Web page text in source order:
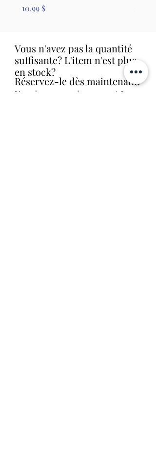
Prix
10,99 $
Vous n'avez pas la quantité
suffisante? L'item n'est plus
en stock?
Réservez-le dès maintenant!
Nous le commanderons aussitôt et